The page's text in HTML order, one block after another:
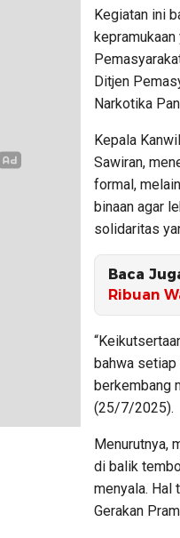
Kegiatan ini
Ditjen
Narkotika
Kepala
Sawiran,
formal,
binaan agar
solidaritas
Baca
Ribuan
bahwa
berkembang
(25/7/2025).
Menurutnya,
di balik
menyala. Hal
Gerakan